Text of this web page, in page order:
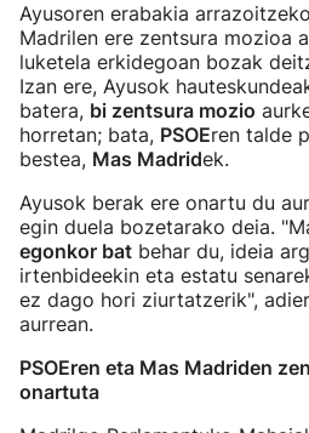
Ayusoren erabakia
Madrilen ere zentsura mozioa
luketela erkidegoan bozak
Izan ere, Ayusok
batera, bi zentsura mozio
horretan; bata, PSOEren talde
bestea, Mas Madridek.
Ayusok berak ere onartu du
egin duela bozetarako deia.
egonkor bat behar du, ideia
irtenbideekin eta estatu
ez dago hori ziurtatzerik",
aurrean.
PSOEren eta Mas Madriden
onartuta